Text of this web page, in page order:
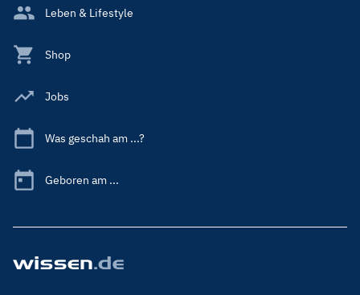
Leben & Lifestyle
Shop
Jobs
Was geschah am ...?
Geboren am ...